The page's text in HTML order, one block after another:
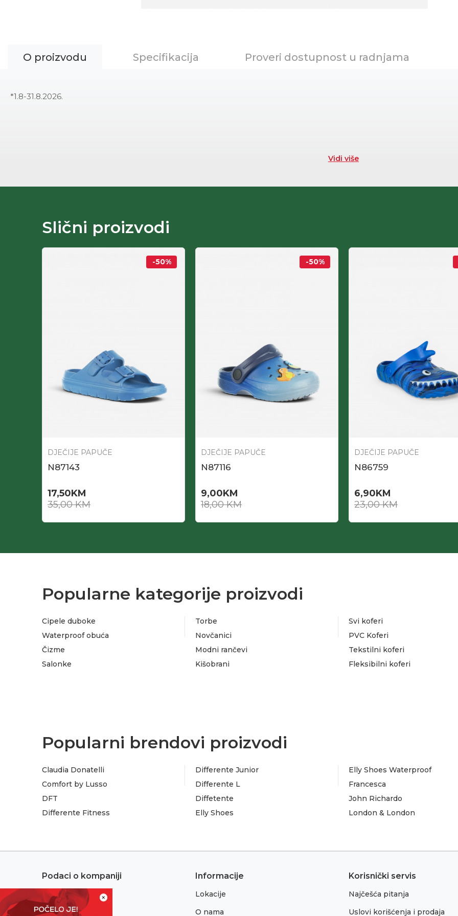
×
O proizvodu Specifikacija Proveri dostupnost u radnjama
*1.8-31.8.2026.
Vidi više
Slični proizvodi
-50%
DJEČIJE PAPUČE
N87143
17,50KM
35,00KM
-50%
DJEČIJE PAPUČE
N87116
9,00KM
18,00KM
DJEČIJE PAPUČE
N86759
6,90KM
23,00KM
Popularne kategorije proizvodi
Cipele duboke
Waterproof obuća
Čizme
Salonke
Torbe
Novčanici
Modni rančevi
Kišobrani
Svi koferi
PVC Koferi
Tekstilni koferi
Fleksibilni koferi
Popularni brendovi proizvodi
Claudia Donatelli
Comfort by Lusso
DFT
Differente Fitness
Differente Junior
Differente L
Diffetente
Elly Shoes
Elly Shoes Waterproof
Francesca
John Richardo
London & London
Podaci o kompaniji
Adresa:
Sremska 1
Informacije
Lokacije
O nama
Korisnički servis
Najčešća pitanja
Uslovi korišćenja i prodaja